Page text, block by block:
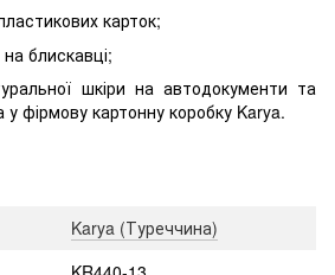
карток;
блискавці;
шкіри на автодокументи та
у фірмову картонну коробку Karya.
Karya (Туреччина)